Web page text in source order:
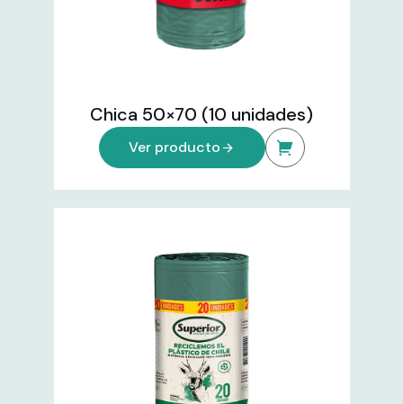
Chica 50×70 (10 unidades)
Ver producto